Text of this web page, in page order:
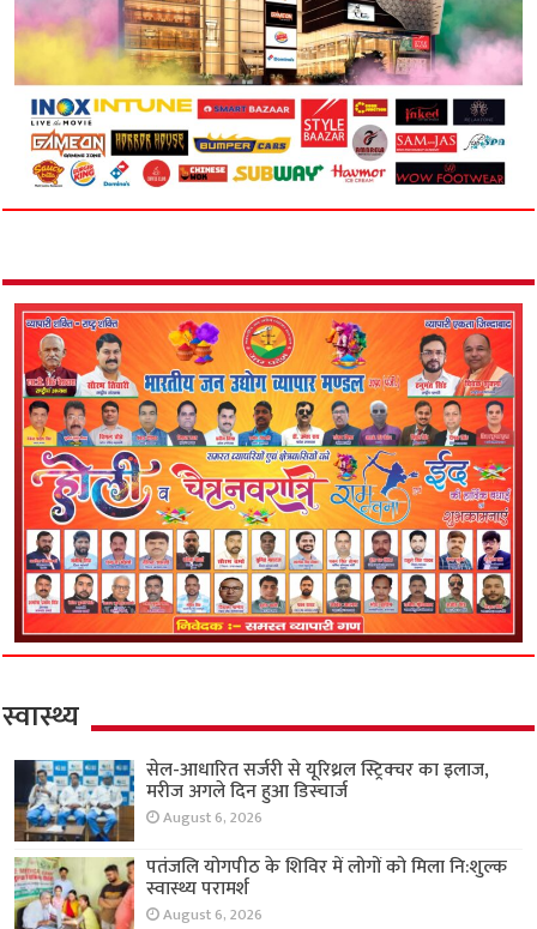
स्वास्थ्य
सेल-आधारित सर्जरी से यूरिथ्रल स्ट्रिक्चर का इलाज,
मरीज अगले दिन हुआ डिस्चार्ज
August 6, 2026
पतंजलि योगपीठ के शिविर में लोगों को मिला नि:शुल्क
स्वास्थ्य परामर्श
August 6, 2026